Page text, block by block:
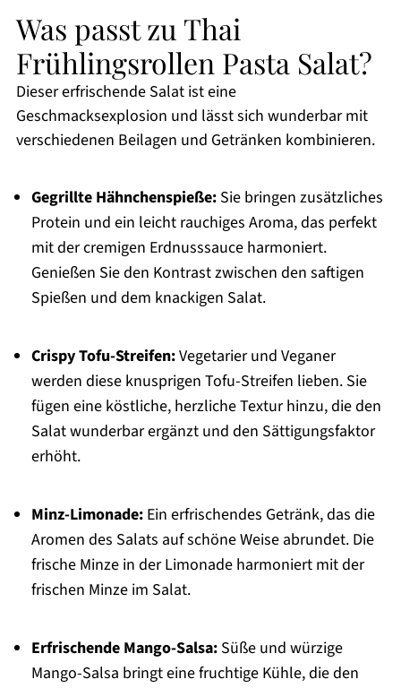
Was passt zu Thai
Frühlingsrollen Pasta Salat?
Dieser erfrischende Salat ist eine
Geschmacksexplosion und lässt sich wunderbar mit
verschiedenen Beilagen und Getränken kombinieren.
Gegrillte Hähnchenspieße:Sie bringen zusätzliches
Protein und ein leicht rauchiges Aroma, das perfekt
mit der cremigen Erdnusssauce harmoniert.
Genießen Sie den Kontrast zwischen den saftigen
Spießen und dem knackigen Salat.
Crispy Tofu-Streifen:Vegetarier und Veganer
werden diese knusprigen Tofu-Streifen lieben. Sie
fügen eine köstliche, herzliche Textur hinzu, die den
Salat wunderbar ergänzt und den Sättigungsfaktor
erhöht.
Minz-Limonade:Ein erfrischendes Getränk, das die
Aromen des Salats auf schöne Weise abrundet. Die
frische Minze in der Limonade harmoniert mit der
frischen Minze im Salat.
Erfrischende Mango-Salsa:Süße und würzige
Mango-Salsa bringt eine fruchtige Kühle, die den